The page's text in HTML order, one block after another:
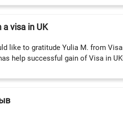
a visa in UK
like to gratitude Yulia M. from
help successful gain of Visa in